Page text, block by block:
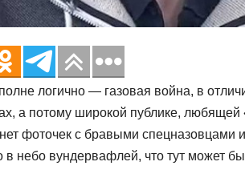
логично — газовая война, в
а потому широкой публике,
фоточек с бравыми спецназовцами
в небо вундервафлей, что тут может